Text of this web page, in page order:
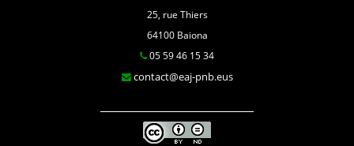
25, rue Thiers
64100 Baiona
05 59 46 15 34
contact@eaj-pnb.eus